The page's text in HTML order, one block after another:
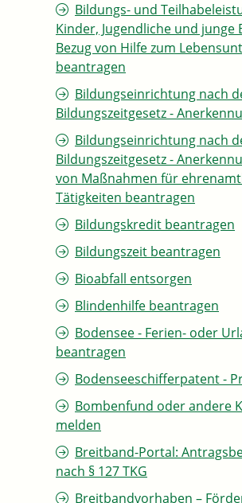
Bildungs- und
Kinder, Jugendliche und junge
Bezug von Hilfe zum
beantragen
Bildungseinrichtung nach
Bildungszeitgesetz -
Bildungseinrichtung nach
Bildungszeitgesetz -
von Maßnahmen für
Tätigkeiten beantragen
Bildungskredit beantragen
Bildungszeit beantragen
Bioabfall entsorgen
Blindenhilfe beantragen
Bodensee - Ferien- oder
beantragen
Bodenseeschifferpatent -
Bombenfund oder andere
melden
Breitband-Portal:
nach § 127 TKG
Breitbandvorhaben –